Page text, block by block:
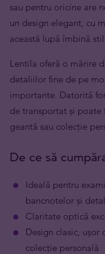
sau pentru oricine are
un design elegant, cu
această lupă îmbină
Lentila oferă o mărire
detaliilor fine de pe
importante. Datorită
de transportat și poate
geantă sau colecție
De ce să
Ideală pentru
bancnotelor și
Claritate optică
Design clasic,
colecție personală